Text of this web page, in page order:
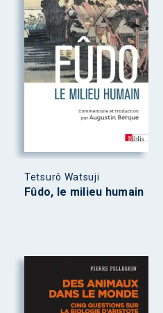
Tetsurô Watsuji
Fûdo, le milieu humain